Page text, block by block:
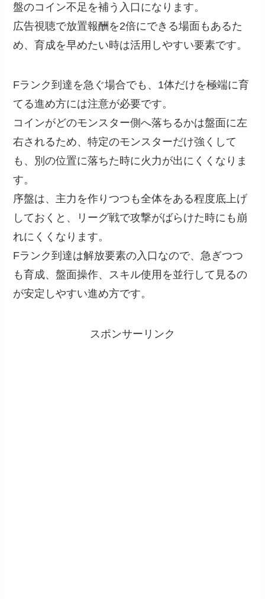
盤のコイン不足を補う入口になります。
広告視聴で放置報酬を2倍にできる場面もあるた
め、育成を早めたい時は活用しやすい要素です。
Fランク到達を急ぐ場合でも、1体だけを極端に育
てる進め方には注意が必要です。
コインがどのモンスター側へ落ちるかは盤面に左
右されるため、特定のモンスターだけ強くして
も、別の位置に落ちた時に火力が出にくくなりま
す。
序盤は、主力を作りつつも全体をある程度底上げ
しておくと、リーグ戦で攻撃がばらけた時にも崩
れにくくなります。
Fランク到達は解放要素の入口なので、急ぎつつ
も育成、盤面操作、スキル使用を並行して見るの
が安定しやすい進め方です。
スポンサーリンク